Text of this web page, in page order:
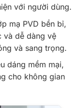
với người dùng.
mạ PVD bền bỉ,
và dễ dàng vệ
và sang trọng.
dáng mềm mại,
cho không gian